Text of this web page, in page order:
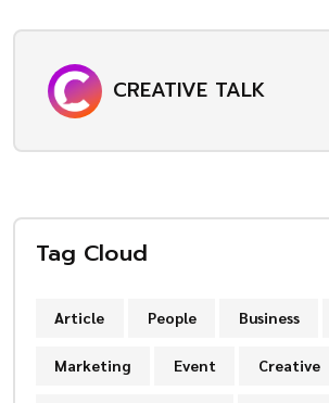
CREATIVE TALK
Tag Cloud
Article People Business
Marketing Event Creative